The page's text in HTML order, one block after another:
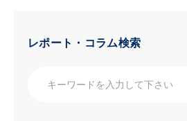
レポート・コラム検索